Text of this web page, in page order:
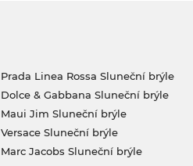
Prada Linea Rossa Sluneční brýle
Dolce & Gabbana Sluneční brýle
Maui Jim Sluneční brýle
Versace Sluneční brýle
Marc Jacobs Sluneční brýle